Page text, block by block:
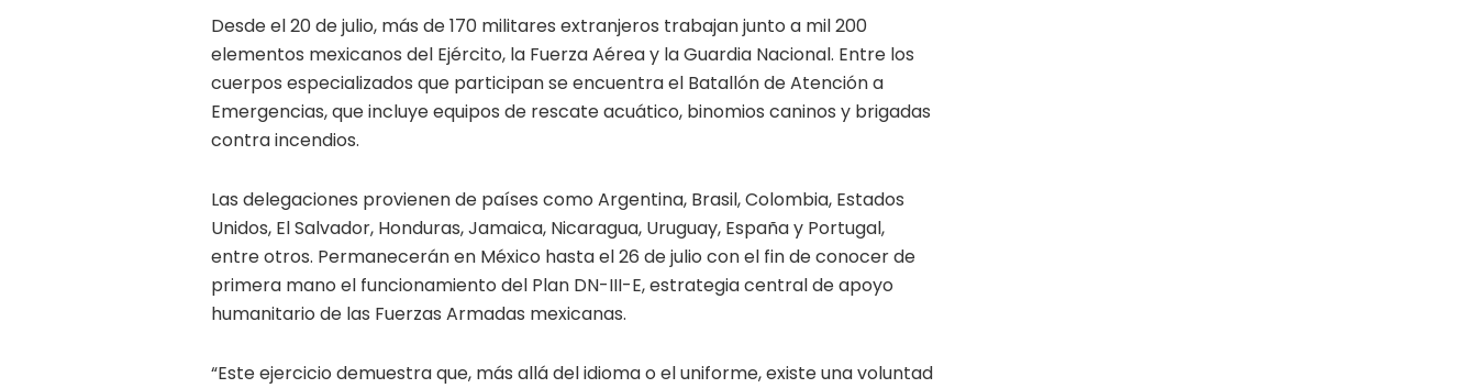
Desde el 20 de julio, más de 170 militares extranjeros trabajan junto a mil 200
elementos mexicanos del Ejército, la Fuerza Aérea y la Guardia Nacional. Entre los
cuerpos especializados que participan se encuentra el Batallón de Atención a
Emergencias, que incluye equipos de rescate acuático, binomios caninos y brigadas
contra incendios.
Las delegaciones provienen de países como Argentina, Brasil, Colombia, Estados
Unidos, El Salvador, Honduras, Jamaica, Nicaragua, Uruguay, España y Portugal,
entre otros. Permanecerán en México hasta el 26 de julio con el fin de conocer de
primera mano el funcionamiento del Plan DN-III-E, estrategia central de apoyo
humanitario de las Fuerzas Armadas mexicanas.
“Este ejercicio demuestra que, más allá del idioma o el uniforme, existe una voluntad